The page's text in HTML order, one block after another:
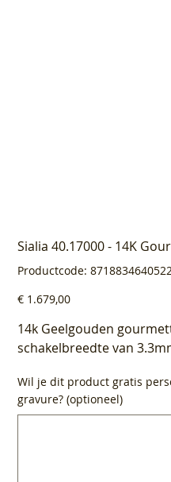
Sialia 40.17000 - 14K
Productcode: Productcode
8718834640522
Prijs
€ 1.679,00
14k Geelgouden
schakelbreedte van
Wil je dit product gratis
gravure? (optioneel)